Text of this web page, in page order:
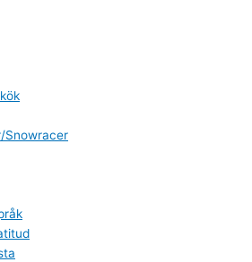
Snowracer